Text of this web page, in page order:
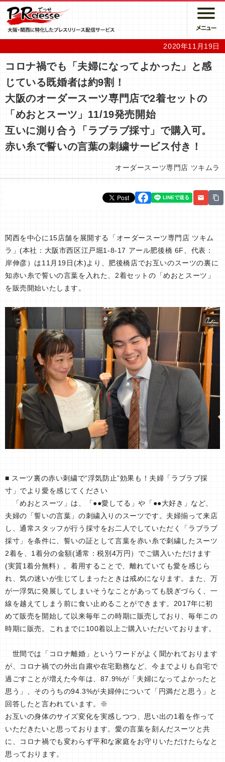
2020年11月19日
コロナ禍でも「夫婦になってよかった」と感
じている既婚者は約9割！
大阪のオーダースーツ専門店で2着セットの
「めおとスーツ」11/19発売開始
互いに測り合う「ラブラブ採寸」で購入可。
赤い糸で誓いの言葉の刺繍サービス付き！
オーダースーツ専門店 ツキムラ
関西を中心に15店舗を展開する「オーダースーツ専門店 ツキム
ラ」(本社：大阪市西区江戸堀1-8-17 アール肥後橋 6F、代表：
岸伸彦）は11月19日(木)より、肥後橋店でお互いのスーツの裏に
知赤い糸で誓いの言葉を入れた、2着セットの「めおとスーツ」
を販売開始いたします。
■ スーツ裏の赤い刺繍で“浮気防止”効果も！夫婦「ラブラブ採
寸」でより愛を感じてください
「めおとスーツ」は、「●●愛してる」や「●●大好き」など、
夫婦の「誓いの言葉」の刺繍入りのスーツです。夫婦揃って来店
し、通常スタッフが行う採寸をお二人でしていただく「ラブラブ
採寸」を条件に、誓いの証として言葉を赤い糸で刺繍したスーツ
2着を、1着分の金額(通常：税別4万円）でご購入いただけます
(実質1着分無料）。着用することで、離れていても愛を感じら
れ、気の迷いが生じてしまったときは戒めになります。また、万
が一浮気に発展してしまいそうなことがあっても脱ぎづらく、一
線を越えてしまう前に食い止めることができます。2017年に初
めて販売を開始して以来毎年この時期に販売しており、毎年この
時期に販売。これまでに100着以上ご購入いただいております。
世間では「コロナ離婚」というワードがよく聞かれております
が、コロナ禍での外出自粛や在宅勤務など、今までよりも自宅で
過ごすことが増えた今年は、87.9%が「夫婦になってよかったと
思う」、そのうちの94.3%が夫婦仲について「円満だと思う」と
回答したと言われています。※
お互いの身体のサイズ変化を実感しつつ、思い出の1着を作って
いただきたいと思っております。愛の言葉を刻んだスーツと共
に、コロナ禍でも変わらず平和な家庭をお守りいただけたらなと
思っております。